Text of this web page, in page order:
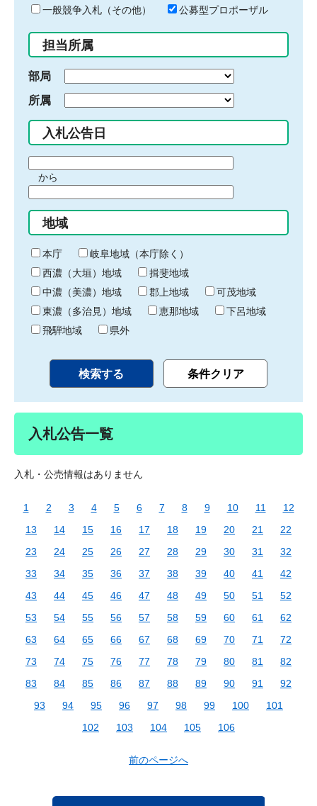
ド
入
力
一般競争入札（その他）
公募型プロポーザル
担当所属
部局
所属
入札公告日
間
始
り
から
間
終
わ
り
地域
本庁
岐阜地域（本庁除く）
西濃（大垣）地域
揖斐地域
中濃（美濃）地域
郡上地域
可茂地域
東濃（多治見）地域
恵那地域
下呂地域
飛騨地域
県外
入札公告一覧
入札・公売情報はありません
1 2 3 4 5 6 7 8 9 10 11
12
13
14 15 16 17 18 19 20 21
22
23
24 25 26 27 28 29 30 31
32
33
34 35 36 37 38 39 40 41
42
43
44 45 46 47 48 49 50 51
52
53
54 55 56 57 58 59 60 61
62
63
64 65 66 67 68 69 70 71
72
73
74 75 76 77 78 79 80 81
82
83
84 85 86 87 88 89 90 91
92
93
94 95 96 97 98 99 100
101
102
103 104 105 106
前のページへ